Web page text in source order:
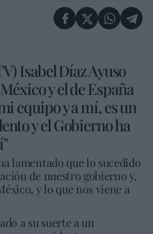
Isabel Díaz Ayuso
y el de España
equipo y a mí, es un
y el Gobierno ha
lamentado que lo sucedido
de nuestro gobierno y,
y lo que nos viene a
a su suerte a un